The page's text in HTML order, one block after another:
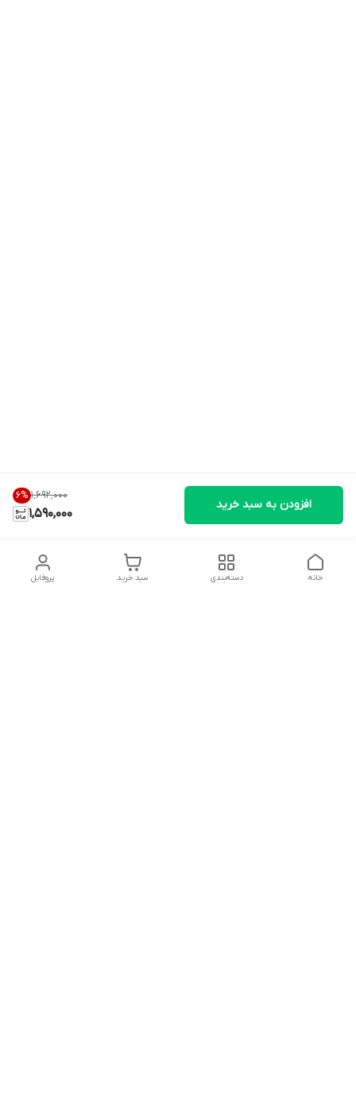
۱٬۶۹۲٬۰۰۰ 6%
1,590,000
افزودن به سبد خرید
پروفایل سبد خرید دسته‌بندی خانه